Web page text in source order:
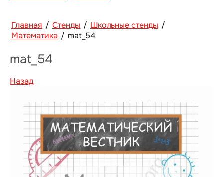
Главная / Стенды / Школьные стенды /
Математика / mat_54
mat_54
Назад